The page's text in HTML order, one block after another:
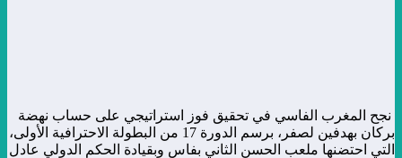
نجح المغرب الفاسي في تحقيق فوز استراتيجي على حساب نهضة
بركان بهدفين لصفر، برسم الدورة 17 من البطولة الاحترافية الأولى،
التي احتضنها ملعب الحسن الثاني بفاس وبقيادة الحكم الدولي عادل